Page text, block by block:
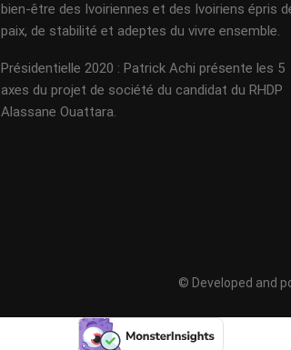
bien-être des Ivoiriennes et des Ivoiriens épris
paix, de stabilité et adeptes du vivre ensemble.
Présidentielle 2020 : Patrick Achi présente les 5
axes du projet de société du candidat du RHDP
Alassane Ouattara.
© Developed and